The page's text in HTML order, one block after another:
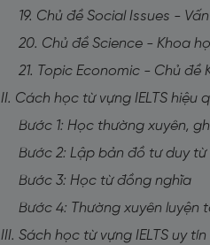
19. Chủ đề Social Issues -
20. Chủ đề Science - Khoa
21. Topic Economic - Chủ đề
II. Cách học từ vựng IELTS hiệu
Bước 1: Học thường xuyên,
Bước 2: Lập bản đồ tư duy từ
Bước 3: Học từ đồng nghĩa
Bước 4: Thường xuyên luyện
III. Sách học từ vựng IELTS uy tín